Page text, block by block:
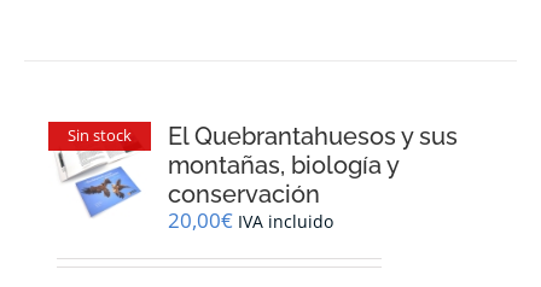
Sin stock
El Quebrantahuesos y sus
montañas, biología y
conservación
20,00€ IVA incluido